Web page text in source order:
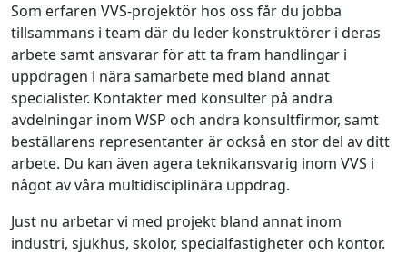
Som erfaren VVS-projektör hos oss får du jobba
tillsammans i team där du leder konstruktörer i deras
arbete samt ansvarar för att ta fram handlingar i
uppdragen i nära samarbete med bland annat
specialister. Kontakter med konsulter på andra
avdelningar inom WSP och andra konsultfirmor, samt
beställarens representanter är också en stor del av ditt
arbete. Du kan även agera teknikansvarig inom VVS i
något av våra multidisciplinära uppdrag.
Just nu arbetar vi med projekt bland annat inom
industri, sjukhus, skolor, specialfastigheter och kontor.